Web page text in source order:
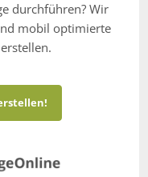
durchführen? Wir
mobil optimierte